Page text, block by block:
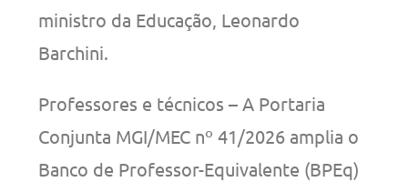
ministro da Educação, Leonardo
Barchini.
Professores e técnicos – A Portaria
Conjunta MGI/MEC nº 41/2026 amplia o
Banco de Professor-Equivalente (BPEq)